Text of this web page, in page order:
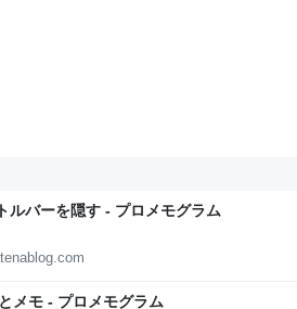
バーを隠す - プロメモグラム
メモ - プロメモグラム